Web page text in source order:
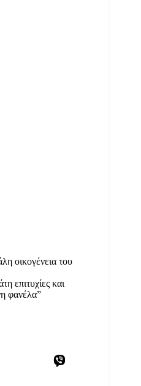
οικογένεια του
επιτυχίες και
φανέλα”